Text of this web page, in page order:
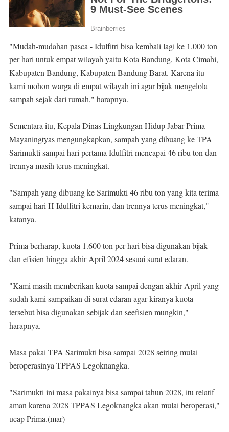
"Mudah-mudahan pasca - Idulfitri bisa kembali lagi ke 1.000 ton
per hari untuk empat wilayah yaitu Kota Bandung, Kota Cimahi,
Kabupaten Bandung, Kabupaten Bandung Barat. Karena itu
kami mohon warga di empat wilayah ini agar bijak mengelola
sampah sejak dari rumah," harapnya.
Sementara itu, Kepala Dinas Lingkungan Hidup Jabar Prima
Mayaningtyas mengungkapkan, sampah yang dibuang ke TPA
Sarimukti sampai hari pertama Idulfitri mencapai 46 ribu ton dan
trennya masih terus meningkat.
"Sampah yang dibuang ke Sarimukti 46 ribu ton yang kita terima
sampai hari H Idulfitri kemarin, dan trennya terus meningkat,"
katanya.
Prima berharap, kuota 1.600 ton per hari bisa digunakan bijak
dan efisien hingga akhir April 2024 sesuai surat edaran.
"Kami masih memberikan kuota sampai dengan akhir April yang
sudah kami sampaikan di surat edaran agar kiranya kuota
tersebut bisa digunakan sebijak dan seefisien mungkin,"
harapnya.
Masa pakai TPA Sarimukti bisa sampai 2028 seiring mulai
beroperasinya TPPAS Legoknangka.
"Sarimukti ini masa pakainya bisa sampai tahun 2028, itu relatif
aman karena 2028 TPPAS Legoknangka akan mulai beroperasi,"
ucap Prima.(mar)